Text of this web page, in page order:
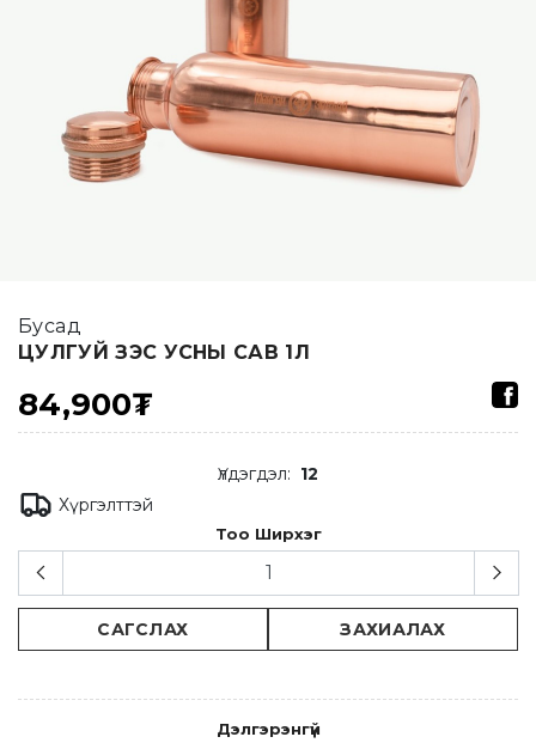
Бусад
ЦУЛГУЙ ЗЭС УСНЫ САВ 1Л
84,900₮
Үлдэгдэл: 12
Хүргэлттэй
Тоо Ширхэг
САГСЛАХ ЗАХИАЛАХ
Дэлгэрэнгүй